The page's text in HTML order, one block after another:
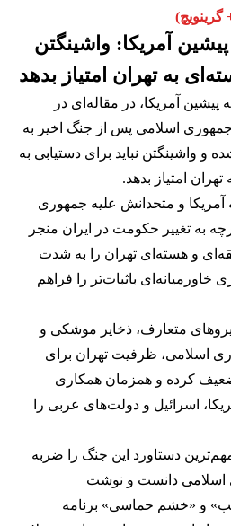
آمریکا: واشینگتن
به تهران امتیاز بدهد
پیشین آمریکا، در مقاله‌ای در
اسلامی پس از جنگ اخیر به
واشینگتن نباید برای دستیابی به
امتیاز بدهد.
آمریکا و متحدانش علیه جمهوری
به تغییر حکومت در ایران منجر
و هسته‌ای تهران را به شدت
باثبات‌تر را فراهم
متعارف، ذخایر موشکی و
اسلامی، ظرفیت تهران برای
کرده و همزمان همکاری
اسرائیل و دولت‌های عربی را
دستاورد این جنگ را ضربه
اسلامی دانست و نوشت
و «خشم حماسی» برنامه